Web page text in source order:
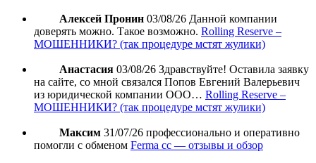
Алексей Пронин 03/08/26 Данной компании
доверять можно. Такое возможно. Rolling Reserve –
МОШЕННИКИ? (так процедуре мстят жулики)
Анастасия 03/08/26 Здравствуйте! Оставила заявку
на сайте, со мной связался Попов Евгений Валерьевич
из юридической компании ООО… Rolling Reserve –
МОШЕННИКИ? (так процедуре мстят жулики)
Максим 31/07/26 профессионально и оперативно
помогли с обменом Ferma cc — отзывы и обзор